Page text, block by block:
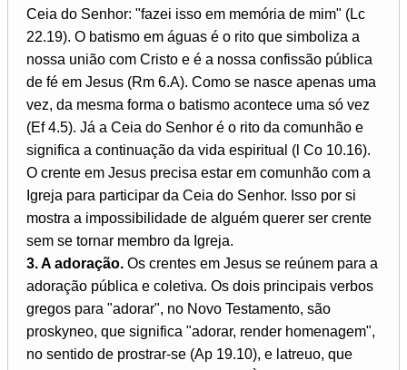
Ceia do Senhor: "fazei isso em memória de mim" (Lc
22.19). O batismo em águas é o rito que simboliza a
nossa união com Cristo e é a nossa confissão pública
de fé em Jesus (Rm 6.A). Como se nasce apenas uma
vez, da mesma forma o batismo acontece uma só vez
(Ef 4.5). Já a Ceia do Senhor é o rito da comunhão e
significa a continuação da vida espiritual (l Co 10.16).
O crente em Jesus precisa estar em comunhão com a
Igreja para participar da Ceia do Senhor. Isso por si
mostra a impossibilidade de alguém querer ser crente
sem se tornar membro da Igreja.
3. A adoração. Os crentes em Jesus se reúnem para a
adoração pública e coletiva. Os dois principais verbos
gregos para "adorar", no Novo Testamento, são
proskyneo, que significa "adorar, render homenagem",
no sentido de prostrar-se (Ap 19.10), e latreuo, que